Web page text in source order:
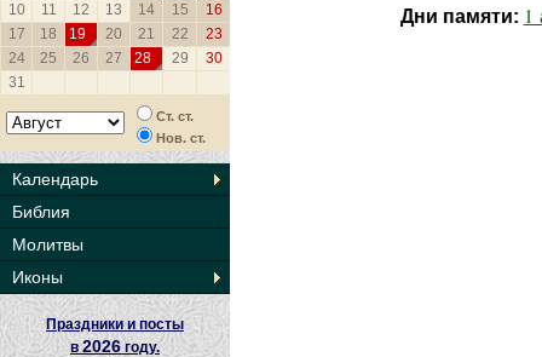
10
11 12 13 14 15
16
17
18 19 20 21 22
23
24
25 26 27 28 29
30
31
Ст. ст.
Нов. ст.
Календарь
Библия
Молитвы
Иконы
Праздники и посты
в2026 году.
Дни памяти: 1